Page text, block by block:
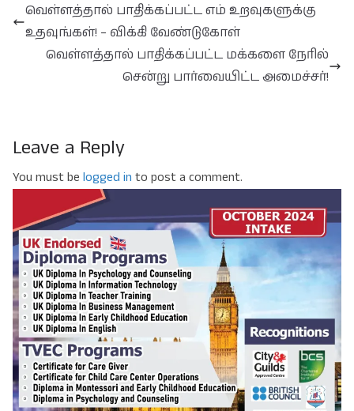
வெள்ளத்தால் பாதிக்கப்பட்ட எம் உறவுகளுக்கு
உதவுங்கள்! – விக்கி வேண்டுகோள்
வெள்ளத்தால் பாதிக்கப்பட்ட மக்களை நேரில்
சென்று பார்வையிட்ட அமைச்சர்!
Leave a Reply
You must be logged in to post a comment.